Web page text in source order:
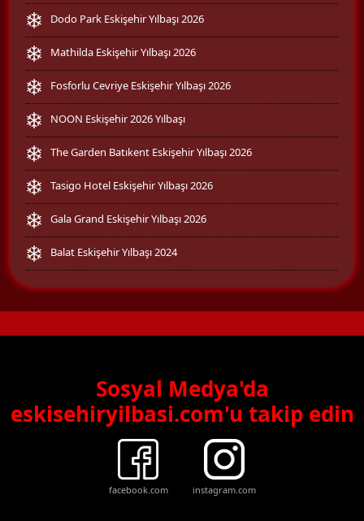
Dodo Park Eskişehir Yılbaşı 2026
Mathilda Eskişehir Yılbaşı 2026
Fosforlu Cevriye Eskişehir Yılbaşı 2026
NOON Eskişehir 2026 Yılbaşı
The Garden Batıkent Eskişehir Yılbaşı 2026
Tasigo Hotel Eskişehir Yılbaşı 2026
Gala Grand Eskişehir Yılbaşı 2026
Balat Eskişehir Yılbaşı 2024
Sosyal Medya'da
eskisehiryilbasi.com'u takip edin
facebook.com instagram.com